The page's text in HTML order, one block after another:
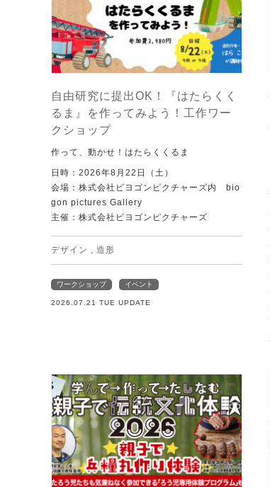
自由研究に提出OK！『はたらくく
るま』を作ってみよう！工作ワー
クショップ
作って、動かせ！はたらくくるま
日時：2026年8月22日（土）
会場：株式会社ビヨゴンピクチャーズ内 bio
gon pictures Gallery
主催：株式会社ビヨゴンピクチャーズ
デザイン 造形
ワークショップ イベント
2026.07.21 TUE UPDATE